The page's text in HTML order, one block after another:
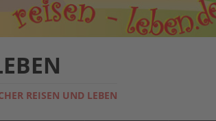
REISEN UND LEBEN